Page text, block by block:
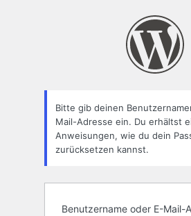
Bitte gib deinen
Mail-Adresse ein. Du erhältst
Anweisungen, wie du dein
zurücksetzen kannst.
Benutzername oder E-Mail-